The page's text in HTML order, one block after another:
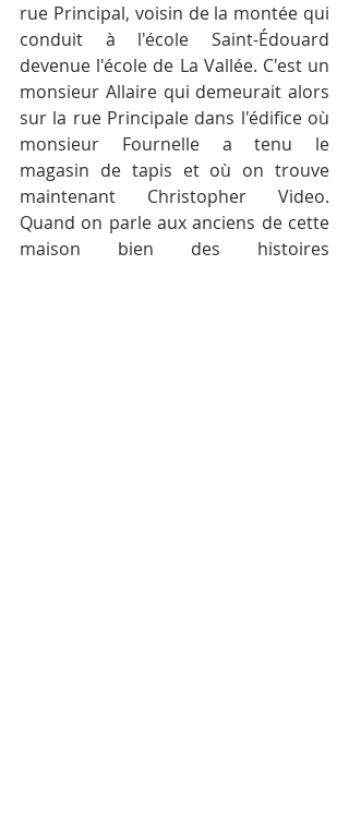
rue Principal, voisin de la montée qui
conduit à l'école Saint-Édouard
devenue l'école de La Vallée. C'est un
monsieur Allaire qui demeurait alors
sur la rue Principale dans l'édifice où
monsieur Fournelle a tenu le
magasin de tapis et où on trouve
maintenant Christopher Video.
Quand on parle aux anciens de cette
maison bien des histoires